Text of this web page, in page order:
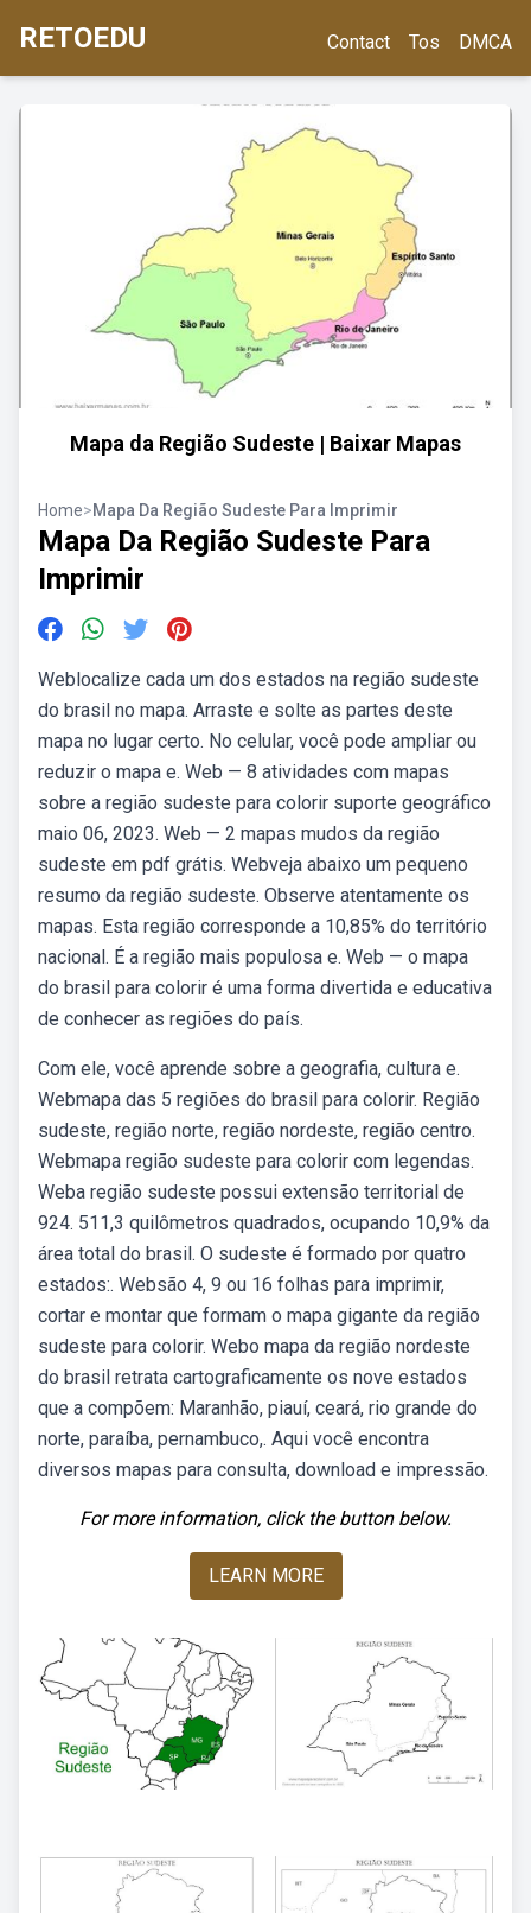
RETOEDU Contact Tos DMCA
Mapa da Região Sudeste | Baixar Mapas
Home>Mapa Da Região Sudeste Para Imprimir
Mapa Da Região Sudeste Para
Imprimir
Weblocalize cada um dos estados na região sudeste
do brasil no mapa. Arraste e solte as partes deste
mapa no lugar certo. No celular, você pode ampliar ou
reduzir o mapa e. Web — 8 atividades com mapas
sobre a região sudeste para colorir suporte geográfico
maio 06, 2023. Web — 2 mapas mudos da região
sudeste em pdf grátis. Webveja abaixo um pequeno
resumo da região sudeste. Observe atentamente os
mapas. Esta região corresponde a 10,85% do território
nacional. É a região mais populosa e. Web — o mapa
do brasil para colorir é uma forma divertida e educativa
de conhecer as regiões do país.
Com ele, você aprende sobre a geografia, cultura e.
Webmapa das 5 regiões do brasil para colorir. Região
sudeste, região norte, região nordeste, região centro.
Webmapa região sudeste para colorir com legendas.
Weba região sudeste possui extensão territorial de
924. 511,3 quilômetros quadrados, ocupando 10,9% da
área total do brasil. O sudeste é formado por quatro
estados:. Websão 4, 9 ou 16 folhas para imprimir,
cortar e montar que formam o mapa gigante da região
sudeste para colorir. Webo mapa da região nordeste
do brasil retrata cartograficamente os nove estados
que a compõem: Maranhão, piauí, ceará, rio grande do
norte, paraíba, pernambuco,. Aqui você encontra
diversos mapas para consulta, download e impressão.
For more information, click the button below.
LEARN MORE